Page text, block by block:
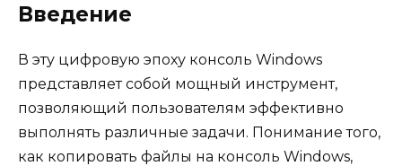
Введение
В эту цифровую эпоху консоль Windows
представляет собой мощный инструмент,
позволяющий пользователям эффективно
выполнять различные задачи. Понимание того,
как копировать файлы на консоль Windows,